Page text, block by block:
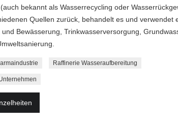
bekannt als Wasserrecycling oder
Quellen zurück, behandelt es und verwendet
Bewässerung, Trinkwasserversorgung,
Raffinerie Wasseraufbereitung